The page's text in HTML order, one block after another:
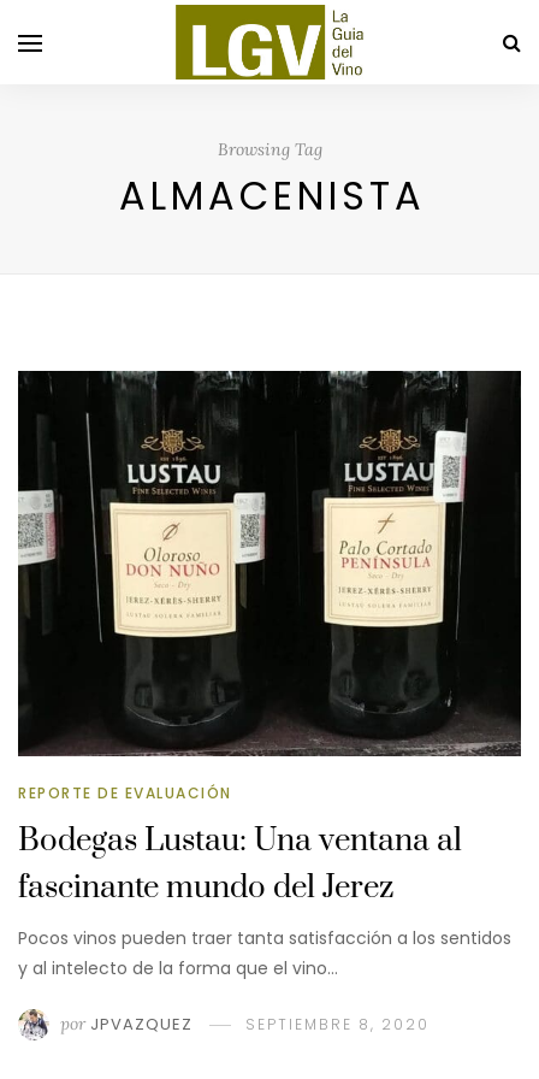
Browsing Tag
ALMACENISTA
REPORTE DE EVALUACIÓN
Bodegas Lustau: Una ventana al
fascinante mundo del Jerez
Pocos vinos pueden traer tanta satisfacción a los sentidos
y al intelecto de la forma que el vino…
por JPVAZQUEZ SEPTIEMBRE 8, 2020